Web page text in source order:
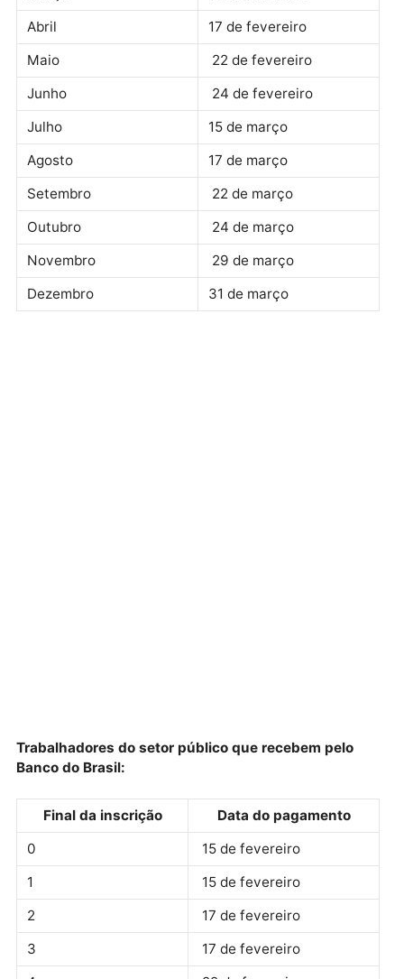
Mês de Nascimento Data do pagamento
Janeiro 8 de fevereiro
Fevereiro
10 de fevereiro
Março
15 de fevereiro
Abril
17 de fevereiro
Maio 22 de fevereiro
Junho
24 de fevereiro
Julho
15 de março